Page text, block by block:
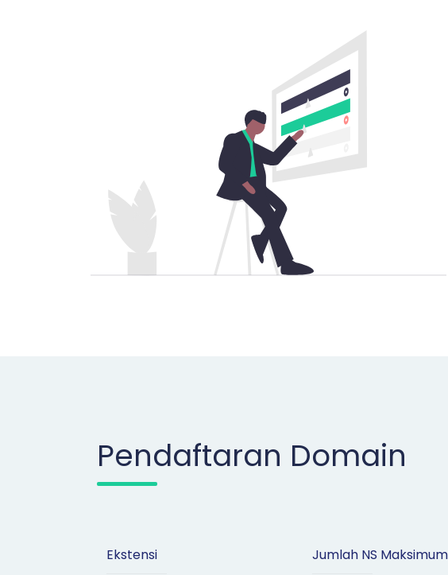
Pendaftaran Domain
Ekstensi Jumlah NS Maksimum